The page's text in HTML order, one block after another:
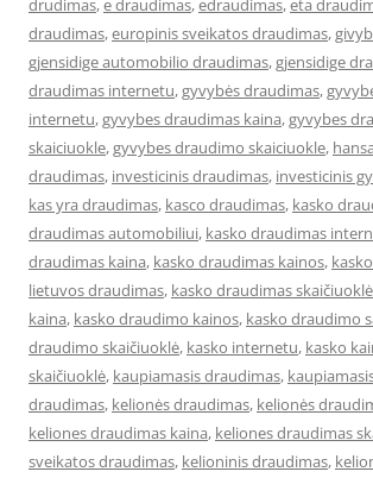
drudimas,e draudimas,edraudimas,eta
draudimas,europinis sveikatos draudimas,
gjensidige automobilio draudimas,gjensidige
draudimas internetu,gyvybės draudimas,
internetu,gyvybes draudimas kaina,gyvybes
skaiciuokle,gyvybes draudimo skaiciuokle,
draudimas, investicinis draudimas, investicinis
kas yra draudimas, kasco draudimas, kasko
draudimas automobiliui, kasko draudimas
draudimas kaina, kasko draudimas kainos,
lietuvos draudimas, kasko draudimas skaičiuoklė
kaina, kasko draudimo kainos, kasko draudimo
draudimo skaičiuoklė, kasko internetu, kasko
skaičiuoklė, kaupiamasis draudimas,
draudimas, kelionės draudimas, kelionės
keliones draudimas kaina, keliones draudimas
sveikatos draudimas, kelioninis draudimas,